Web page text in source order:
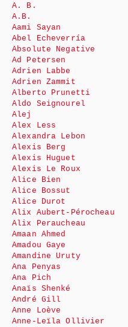
A. B.
A.B.
Aami Sayan
Abel Echeverría
Absolute Negative
Ad Petersen
Adrien Labbe
Adrien Zammit
Alberto Prunetti
Aldo Seignourel
Alej
Alex Less
Alexandra Lebon
Alexis Berg
Alexis Huguet
Alexis Le Roux
Alice Bien
Alice Bossut
Alice Durot
Alix Aubert-Pérocheau
Alix Peraucheau
Amaan Ahmed
Amadou Gaye
Amandine Uruty
Ana Penyas
Ana Pich
Anaïs Shenké
André Gill
Anne Loève
Anne-Leïla Ollivier